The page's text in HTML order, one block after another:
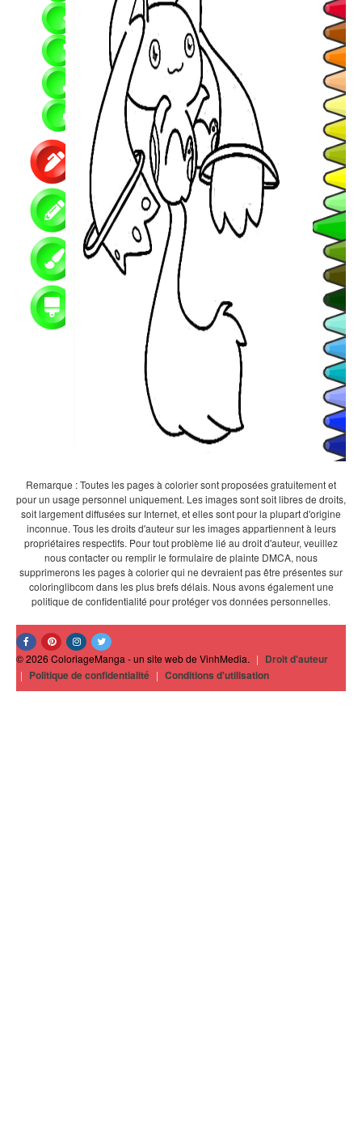
Remarque : Toutes les pages à colorier sont proposées gratuitement et
pour un usage personnel uniquement. Les images sont soit libres de droits,
soit largement diffusées sur Internet, et elles sont pour la plupart d'origine
inconnue. Tous les droits d'auteur sur les images appartiennent à leurs
propriétaires respectifs. Pour tout problème lié au droit d'auteur, veuillez
nous contacter ou remplir le formulaire de plainte DMCA, nous
supprimerons les pages à colorier qui ne devraient pas être présentes sur
coloringlibcom dans les plus brefs délais. Nous avons également une
politique de confidentialité pour protéger vos données personnelles.
© 2026 ColoriageManga - un site web de VinhMedia. | Droit d'auteur
| Politique de confidentialité | Conditions d'utilisation